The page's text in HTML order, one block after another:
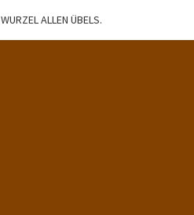
WURZEL ALLEN ÜBELS.